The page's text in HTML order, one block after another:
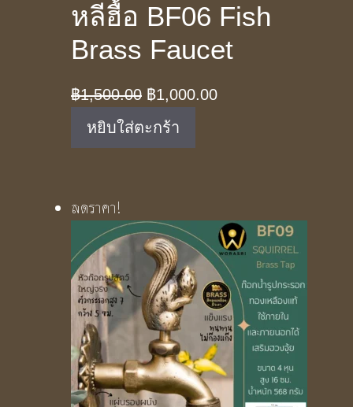
หลีฮื้อ BF06 Fish
Brass Faucet
฿1,500.00 Original
price
was:
฿1,000.00Current
หยิบใส่ตะกร้า
ลดราคา!